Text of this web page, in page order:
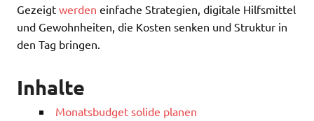
Gezeigt werden einfache Strategien, digitale Hilfsmittel
und Gewohnheiten, die Kosten senken und Struktur in
den Tag bringen.
Inhalte
Monatsbudget solide planen